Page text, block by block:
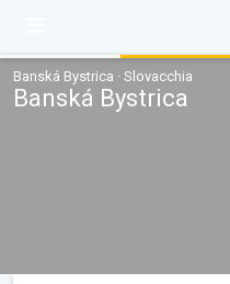
Banská Bystrica · Slovacchia
Banská Bystrica